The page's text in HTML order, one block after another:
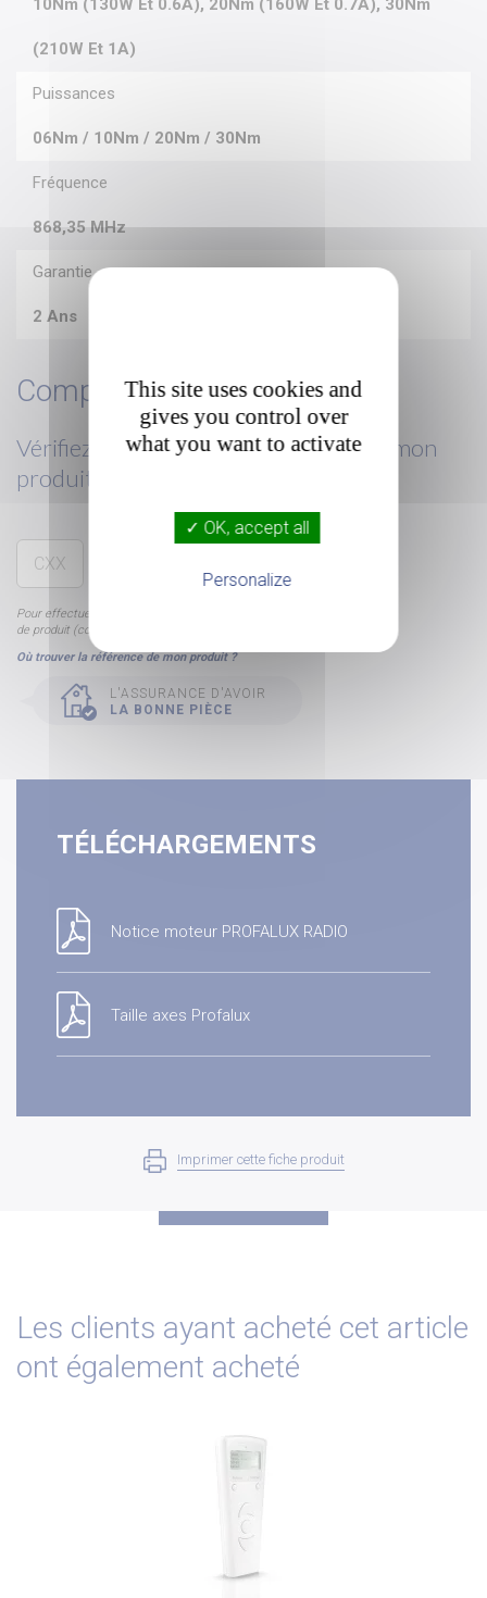
10Nm (130W Et 0.6A), 20Nm (160W Et 0.7A), 30Nm
(210W Et 1A)
Puissances
06Nm / 10Nm / 20Nm / 30Nm
Fréquence
868,35 MHz
Garantie
2 Ans
Compatibilité
Vérifiez les pièces compatiblesavec mon
produit
Pour effectuer votre recherche, vous avez besoin de votre référence
de produit (composé de Cxx-xxxxxx/xx)
Où trouver la référence de mon produit ?
L'ASSURANCE D'AVOIR
LA BONNE PIÈCE
TÉLÉCHARGEMENTS
Notice moteur PROFALUX RADIO
Taille axes Profalux
Imprimer cette fiche produit
Les clients ayant acheté cet article
ont également acheté

This site uses cookies and
gives you control over
what you want to activate
✓ OK, accept all
Personalize